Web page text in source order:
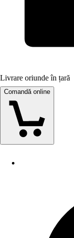
Livrare oriunde în țară
Comandă online